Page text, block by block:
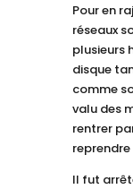
Pour en
réseaux
plusieurs
disque
comme
valu des
rentrer
reprendre
Il fut